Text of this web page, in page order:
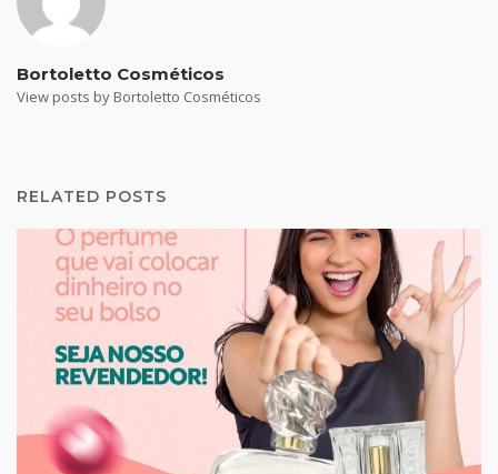
Bortoletto Cosméticos
View posts by Bortoletto Cosméticos
RELATED POSTS